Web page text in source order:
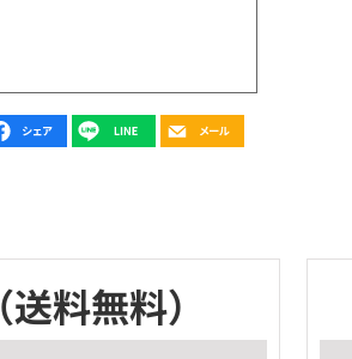
（送料無料）